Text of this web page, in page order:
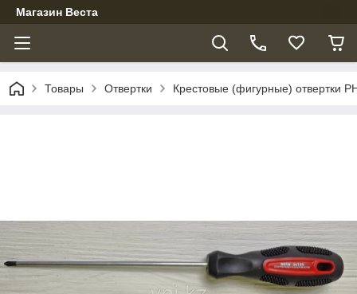
Магазин Веста
Товары Отвертки Крестовые (фигурные) отвертки